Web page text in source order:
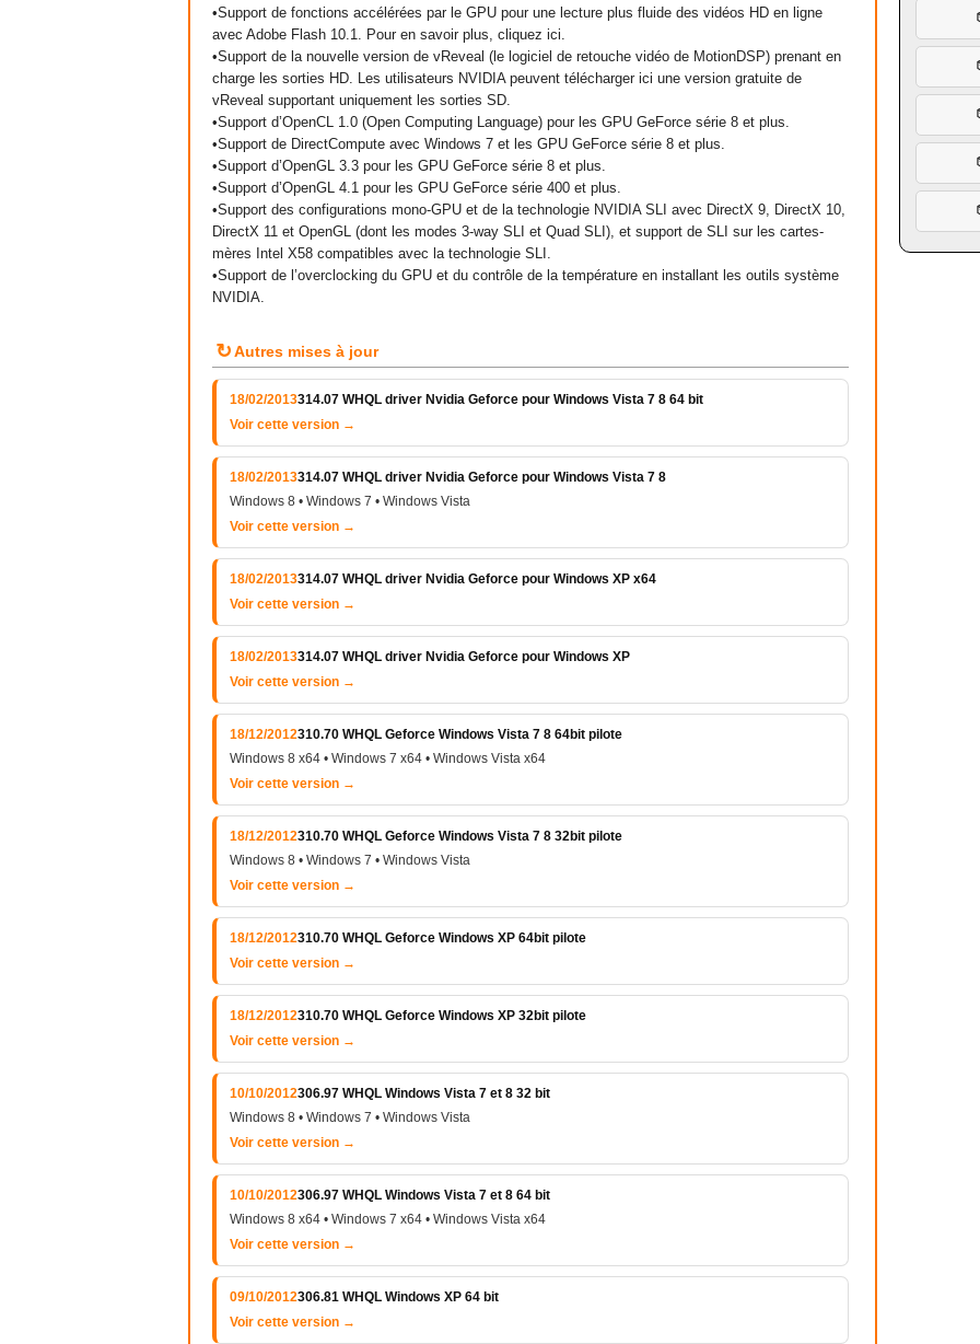
•Support de fonctions accélérées par le GPU pour une lecture plus fluide des vidéos HD en ligne
avec Adobe Flash 10.1. Pour en savoir plus, cliquez ici.
•Support de la nouvelle version de vReveal (le logiciel de retouche vidéo de MotionDSP) prenant en
charge les sorties HD. Les utilisateurs NVIDIA peuvent télécharger ici une version gratuite de
vReveal supportant uniquement les sorties SD.
•Support d’OpenCL 1.0 (Open Computing Language) pour les GPU GeForce série 8 et plus.
•Support de DirectCompute avec Windows 7 et les GPU GeForce série 8 et plus.
•Support d’OpenGL 3.3 pour les GPU GeForce série 8 et plus.
•Support d’OpenGL 4.1 pour les GPU GeForce série 400 et plus.
•Support des configurations mono-GPU et de la technologie NVIDIA SLI avec DirectX 9, DirectX 10,
DirectX 11 et OpenGL (dont les modes 3-way SLI et Quad SLI), et support de SLI sur les cartes-
mères Intel X58 compatibles avec la technologie SLI.
•Support de l’overclocking du GPU et du contrôle de la température en installant les outils système
NVIDIA.
↻Autres mises à jour
18/02/2013314.07 WHQL driver Nvidia Geforce pour Windows Vista 7 8 64 bit
Voir cette version →
18/02/2013314.07 WHQL driver Nvidia Geforce pour Windows Vista 7 8
Windows 8 • Windows 7 • Windows Vista
Voir cette version →
18/02/2013314.07 WHQL driver Nvidia Geforce pour Windows XP x64
Voir cette version →
18/02/2013314.07 WHQL driver Nvidia Geforce pour Windows XP
Voir cette version →
18/12/2012310.70 WHQL Geforce Windows Vista 7 8 64bit pilote
Windows 8 x64 • Windows 7 x64 • Windows Vista x64
Voir cette version →
18/12/2012310.70 WHQL Geforce Windows Vista 7 8 32bit pilote
Windows 8 • Windows 7 • Windows Vista
Voir cette version →
18/12/2012310.70 WHQL Geforce Windows XP 64bit pilote
Voir cette version →
18/12/2012310.70 WHQL Geforce Windows XP 32bit pilote
Voir cette version →
10/10/2012306.97 WHQL Windows Vista 7 et 8 32 bit
Windows 8 • Windows 7 • Windows Vista
Voir cette version →
10/10/2012306.97 WHQL Windows Vista 7 et 8 64 bit
Windows 8 x64 • Windows 7 x64 • Windows Vista x64
Voir cette version →
09/10/2012306.81 WHQL Windows XP 64 bit
Voir cette version →